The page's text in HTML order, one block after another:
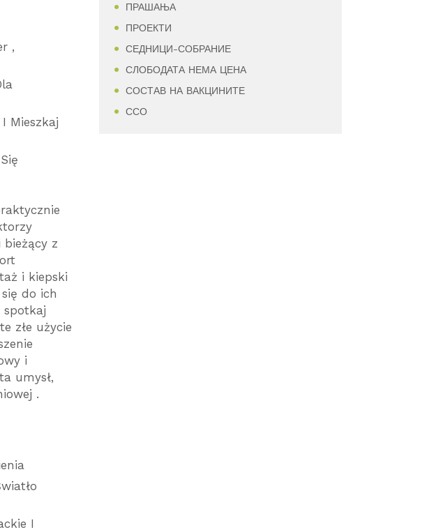
,
Mieszkaj
z
i kiepski
do ich
spotkaj
złe użycie
i
umysł,
.
I
ПРАШАЊА
ПРОЕКТИ
СЕДНИЦИ-СОБРАНИЕ
СЛОБОДАТА НЕМА ЦЕНА
СОСТАВ НА ВАКЦИНИТЕ
ССО